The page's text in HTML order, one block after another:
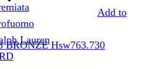
Lauren
Add to